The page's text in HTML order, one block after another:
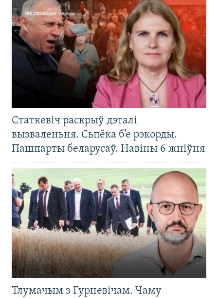
Статкевіч раскрыў дэталі
вызваленьня. Сьпёка б’е рэкорды.
Пашпарты беларусаў. Навіны 6 жніўня
Тлумачым з Гурневічам. Чаму